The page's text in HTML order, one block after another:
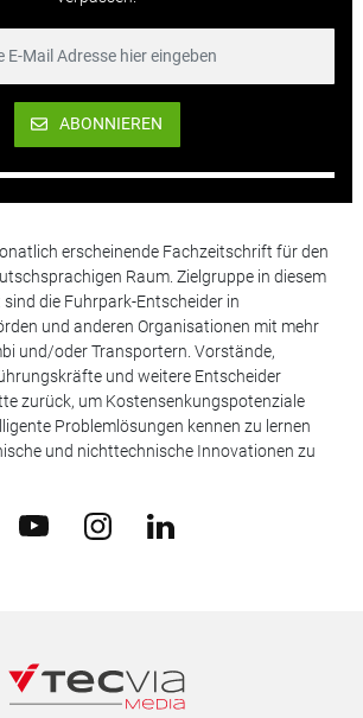
ABONNIEREN
erscheinende Fachzeitschrift für den
Raum. Zielgruppe in diesem
die Fuhrpark-Entscheider in
und anderen Organisationen mit mehr
und/oder Transportern. Vorstände,
und weitere Entscheider
zurück, um Kostensenkungspotenziale
Problemlösungen kennen zu lernen
und nichttechnische Innovationen zu